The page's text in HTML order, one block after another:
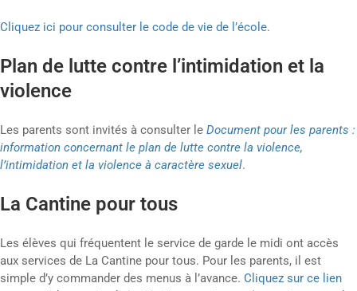
Cliquez ici pour consulter le code de vie de l’école.
Plan de lutte contre l’intimidation et la
violence
Les parents sont invités à consulter le Document pour les parents :
information concernant le plan de lutte contre la violence,
l’intimidation et la violence à caractère sexuel.
La Cantine pour tous
Les élèves qui fréquentent le service de garde le midi ont accès
aux services de La Cantine pour tous. Pour les parents, il est
simple d’y commander des menus à l’avance. Cliquez sur ce lien